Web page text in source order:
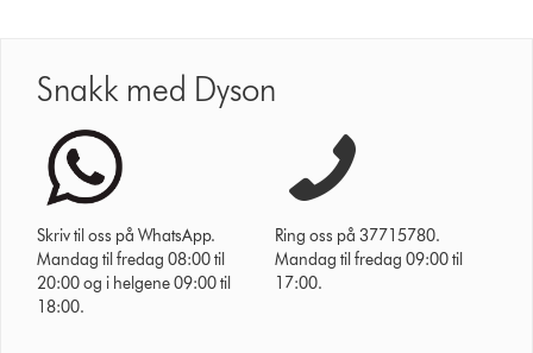
Snakk med Dyson
Skriv til oss på WhatsApp.
Mandag til fredag 08:00 til
20:00 og i helgene 09:00 til
18:00.
Ring oss på 37715780.
Mandag til fredag 09:00 til
17:00.